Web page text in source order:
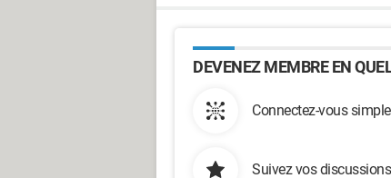
DEVENEZ MEMBRE EN
Connectez-vous
Suivez vos